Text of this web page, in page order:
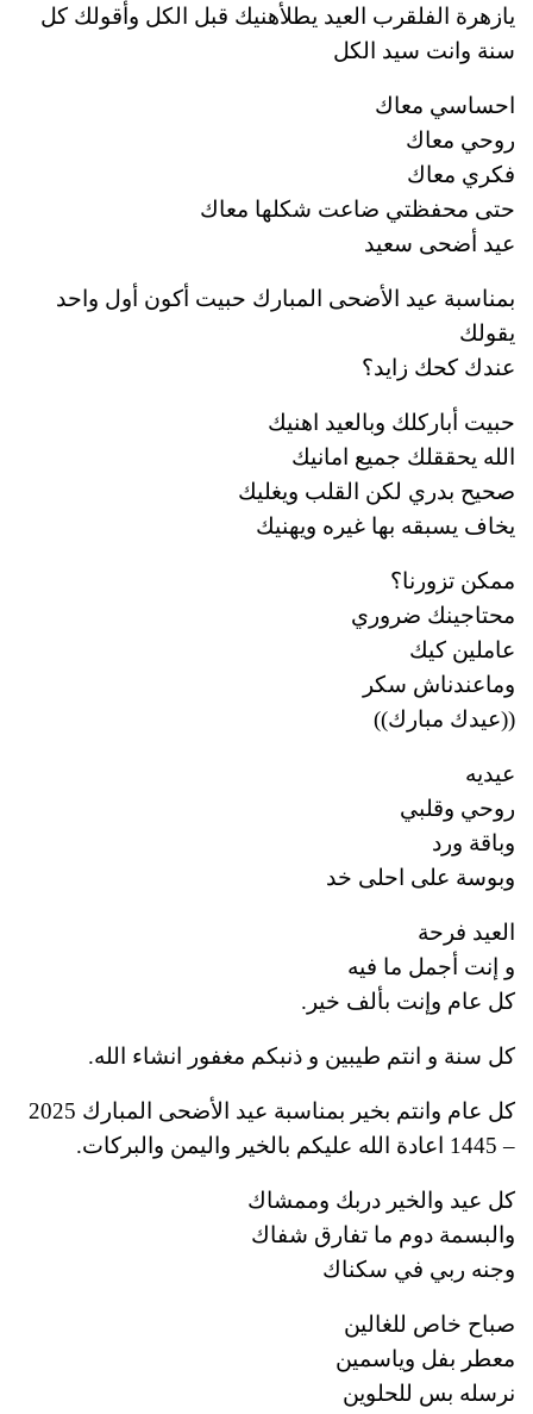
يازهرة الفلقرب العيد يطلأهنيك قبل الكل وأقولك كل
سنة وانت سيد الكل
احساسي معاك
روحي معاك
فكري معاك
حتى محفظتي ضاعت شكلها معاك
عيد أضحى سعيد
بمناسبة عيد الأضحى المبارك حبيت أكون أول واحد
يقولك
عندك كحك زايد؟
حبيت أباركلك وبالعيد اهنيك
الله يحققلك جميع امانيك
صحيح بدري لكن القلب ويغليك
يخاف يسبقه بها غيره ويهنيك
ممكن تزورنا؟
محتاجينك ضروري
عاملين كيك
وماعندناش سكر
((عيدك مبارك))
عيديه
روحي وقلبي
وباقة ورد
وبوسة على احلى خد
العيد فرحة
و إنت أجمل ما فيه
كل عام وإنت بألف خير.
كل سنة و انتم طيبين و ذنبكم مغفور انشاء الله.
كل عام وانتم بخير بمناسبة عيد الأضحى المبارك 2025
– 1445 اعادة الله عليكم بالخير واليمن والبركات.
كل عيد والخير دربك وممشاك
والبسمة دوم ما تفارق شفاك
وجنه ربي في سكناك
صباح خاص للغالين
معطر بفل وياسمين
نرسله بس للحلوين